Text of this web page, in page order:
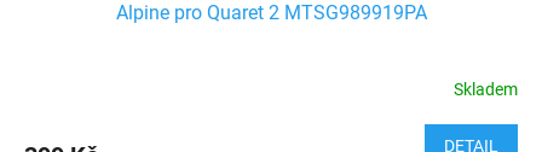
Alpine pro Quaret 2 MTSG989919PA
Skladem
DETAIL